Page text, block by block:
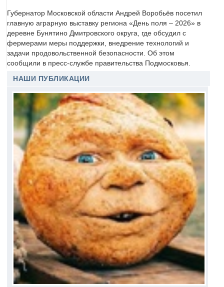
Губернатор Московской области Андрей Воробьёв посетил
главную аграрную выставку региона «День поля – 2026» в
деревне Бунятино Дмитровского округа, где обсудил с
фермерами меры поддержки, внедрение технологий и
задачи продовольственной безопасности. Об этом
сообщили в пресс-службе правительства Подмосковья.
НАШИ ПУБЛИКАЦИИ